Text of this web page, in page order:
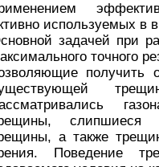
используемых в
задачей при
точного
получить
слипшиеся
а также
Поведение